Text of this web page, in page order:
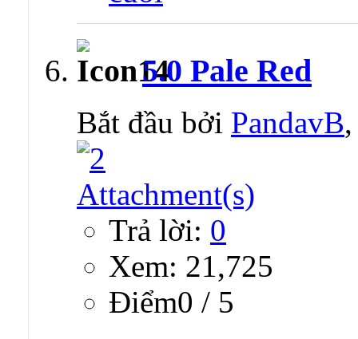
5.0 Pale Red
Bắt đầu bởi PandavB
Trả lời: 0
Xem: 21,725
Ðiểm0 / 5